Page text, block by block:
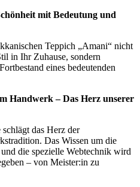
mit Bedeutung und
Teppich „Amani“ nicht
in Ihr Zuhause, sondern
eines bedeutenden
Handwerk – Das Herz unserer
das Herz der
Das Wissen um die
die spezielle Webtechnik wird
– von Meister:in zu